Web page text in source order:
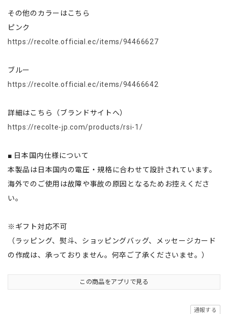
その他のカラーはこちら
ピンク
https://recolte.official.ec/items/94466627
ブルー
https://recolte.official.ec/items/94466642
詳細はこちら（ブランドサイトへ）
https://recolte-jp.com/products/rsi-1/
■ 日本国内仕様について
本製品は日本国内の電圧・規格に合わせて設計されています。
海外でのご使用は故障や事故の原因となるためお控えくださ
い。
※ギフト対応不可
（ラッピング、熨斗、ショッピングバッグ、メッセージカード
の作成は、承っておりません。何卒ご了承くださいませ。）
この商品をアプリで見る
通報する